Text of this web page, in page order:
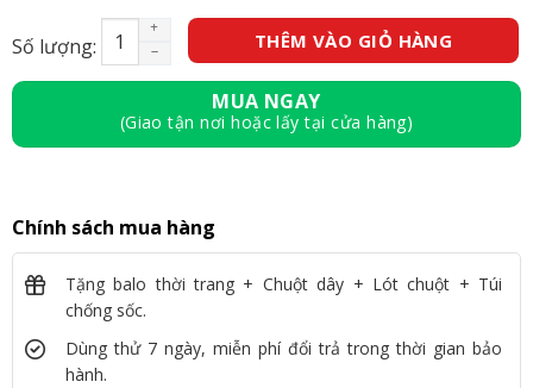
Số lượng:
Khóa điện tử Fuki FG29 (Vân tay – Thẻ từ – Mã
THÊM VÀO GIỎ HÀNG
MUA NGAY
(Giao tận nơi hoặc lấy tại cửa hàng)
Chính sách mua hàng
Tặng balo thời trang + Chuột dây + Lót chuột + Túi
chống sốc.
Dùng thử 7 ngày, miễn phí đổi trả trong thời gian bảo
hành.